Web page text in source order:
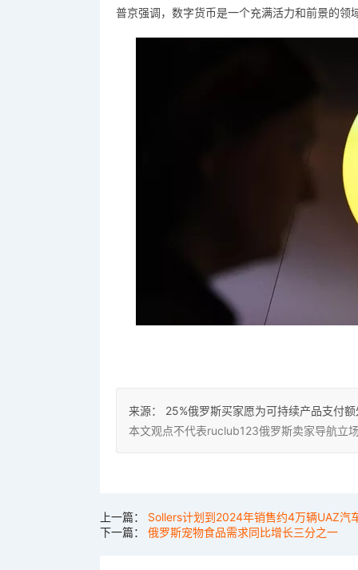
普京强调，数字货币是一个充满活力和前景的领
来源：
25%俄罗斯买家愿为可持续产品支付
本文观点不代表ruclub123俄罗斯卖家导航立
上一篇： Sollers计划到2024年销售约4万辆UAZ汽
下一篇： 俄罗斯宠物食品需求同比增长三分之一